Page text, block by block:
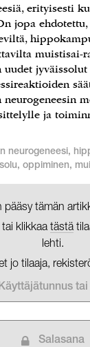
erityisesti
jopa ehdotettu,
muistisai-
ja
neurogeneesi,
oppiminen,
pääsy tämän
klikkaa tästä
lehti.
jo tilaaja,
Salasana